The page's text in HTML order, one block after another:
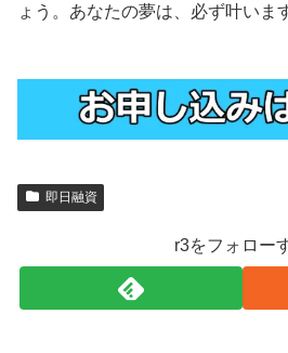
ょう。あなたの夢は、必ず叶いま
即日融資
r3をフォロー